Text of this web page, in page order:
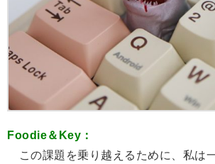
Foodie＆Key：
この課題を乗り越えるために、私は